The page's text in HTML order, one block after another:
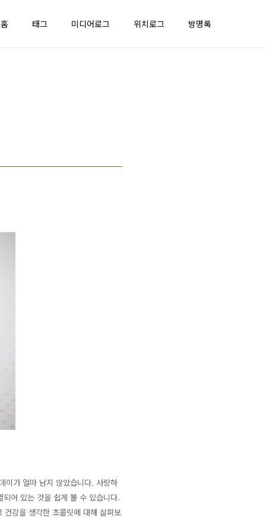
홈 태그 미디어로그 위치로그 방명록
이가 얼마 남지 않았습니다. 사랑하
어 있는 것을 쉽게 볼 수 있습니다.
건강을 생각한 초콜릿에 대해 살펴보